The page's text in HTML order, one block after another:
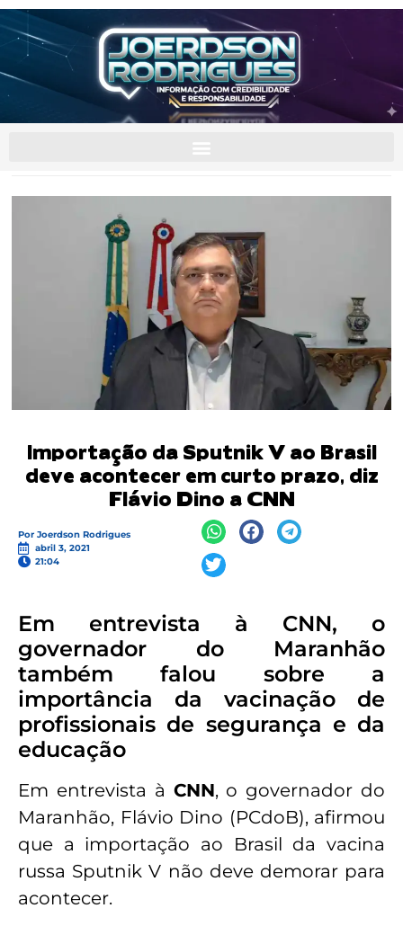
Importação da Sputnik V ao Brasil
deve acontecer em curto prazo, diz
Flávio Dino a CNN
Por Joerdson Rodrigues
abril 3, 2021
21:04
Em entrevista à CNN, o
governador do Maranhão
também falou sobre a
importância da vacinação de
profissionais de segurança e da
educação
Em entrevista à CNN, o governador do
Maranhão, Flávio Dino (PCdoB), afirmou
que a importação ao Brasil da vacina
russa Sputnik V não deve demorar para
acontecer.